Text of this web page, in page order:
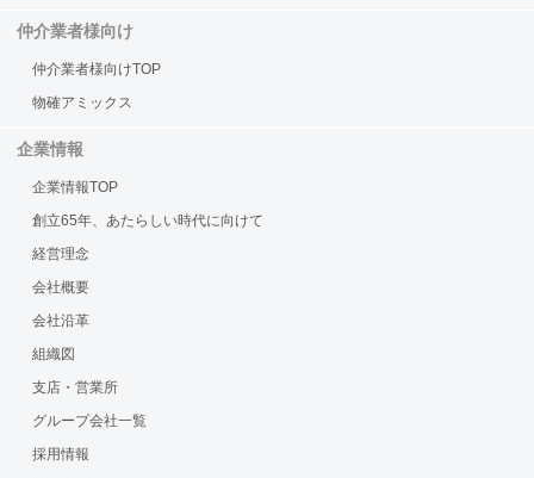
仲介業者様向け
仲介業者様向けTOP
物確アミックス
企業情報
企業情報TOP
創立65年、あたらしい時代に向けて
経営理念
会社概要
会社沿革
組織図
支店・営業所
グループ会社一覧
採用情報